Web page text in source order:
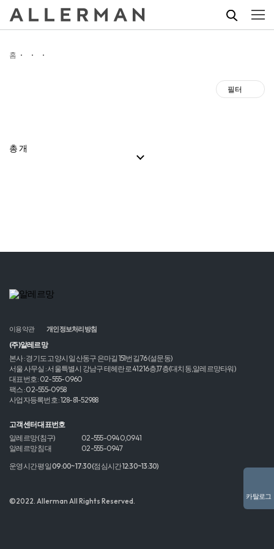
홈
카탈로그
필터
총개
이용약관 개인정보처리방침
(주)알레르망
본사 : 경기도 고양시 일산동구 은마길 151번길 76 (설문동)
서울 사무실 : 서울특별시 강남구 테헤란로 412 16층,17층(대치동,알레르망타워)
대표번호 : 02-555-0960
팩스 : 02-555-0958
사업자등록번호 : 128-81-52988
고객센터 대표번호
알레르망 (침구)
02-555-0940,0941
알레르망 침대
02-555-0947
운영시간 평일 09:00~17:30 (점심시간 12:30~13:30)
©2022. Allerman All Rights Reserved.